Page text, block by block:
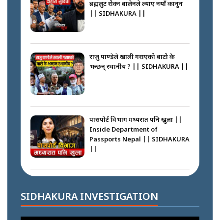
आगो निभाउने कि तेल थप्ने ? WHATS
HAPPENING IN MADHESH ? ||
भयो ? के के भयो ? || SUNSARI
CASE || SIDHAKURA || THE
REPORTER ||
प्रहरी ? Police repeatedly fail to
ब्रह्मलुट रोक्न बालेनले ल्याए नयाँ कानुन
|| SIDHAKURA ||
राजु पाण्डेले खाली गराएको बाटो के
भन्छन् स्थानीय ? || SIDHAKURA ||
पासपोर्ट विभाग मध्यरात पनि खुला ||
Inside Department of
Passports Nepal || SIDHAKURA
the Gas Go? || SIDHAKURA ||
SIDHAKURA INVESTIGATION